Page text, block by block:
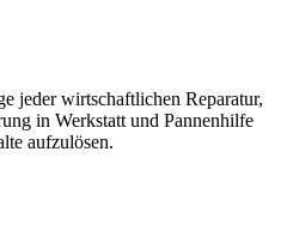
jeder wirtschaftlichen Reparatur,
in Werkstatt und Pannenhilfe
aufzulösen.